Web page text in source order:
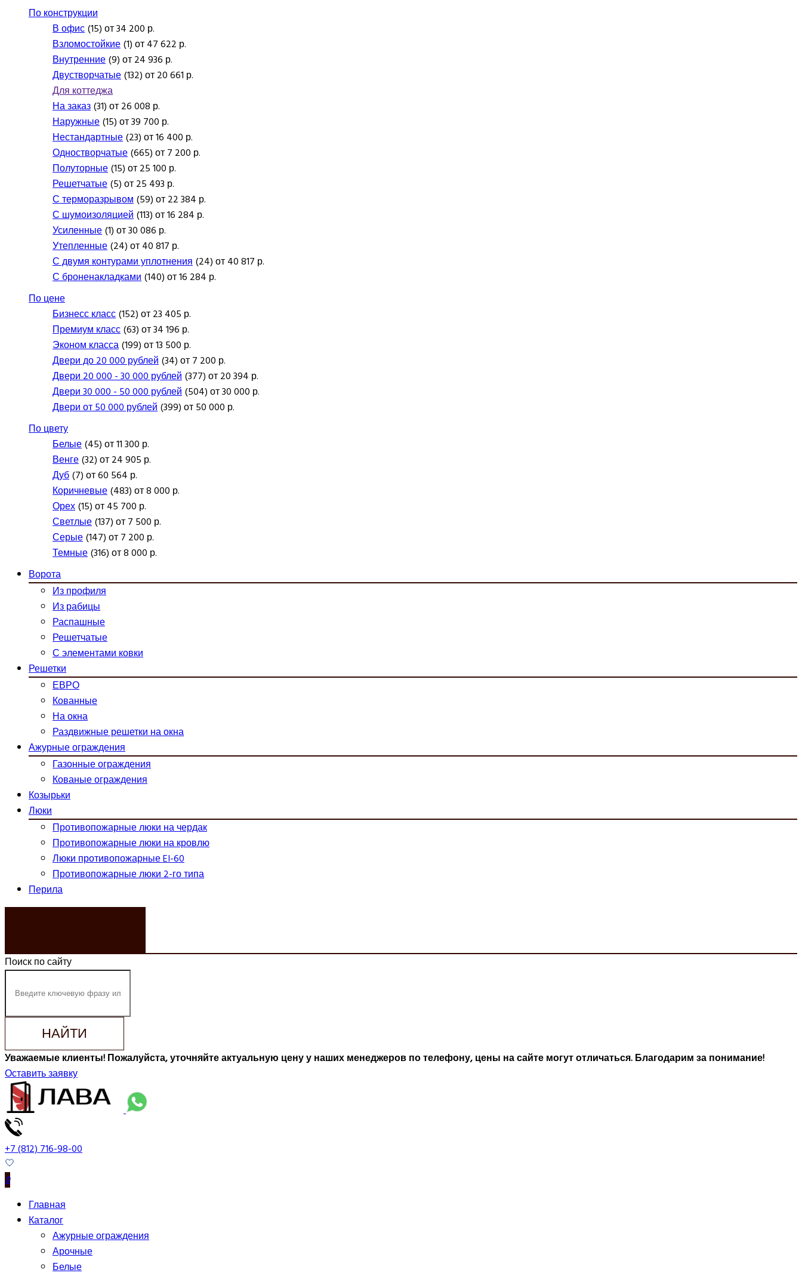
По конструкции
В офис(15) от 34 200 р.
Взломостойкие(1) от 47 622 р.
Внутренние(9) от 24 936 р.
Двустворчатые(132) от 20 661 р.
Для коттеджа
На заказ(31) от 26 008 р.
Наружные(15) от 39 700 р.
Нестандартные(23) от 16 400 р.
Одностворчатые(665) от 7 200 р.
Полуторные(15) от 25 100 р.
Решетчатые(5) от 25 493 р.
С терморазрывом(59) от 22 384 р.
С шумоизоляцией(113) от 16 284 р.
Усиленные(1) от 30 086 р.
Утепленные(24) от 40 817 р.
С двумя контурами уплотнения(24) от 40 817 р.
С броненакладками(140) от 16 284 р.
По цене
Бизнесс класс(152) от 23 405 р.
Премиум класс(63) от 34 196 р.
Эконом класса(199) от 13 500 р.
Двери до 20 000 рублей(34) от 7 200 р.
Двери 20 000 - 30 000 рублей(377) от 20 394 р.
Двери 30 000 - 50 000 рублей(504) от 30 000 р.
Двери от 50 000 рублей(399) от 50 000 р.
По цвету
Белые(45) от 11 300 р.
Венге(32) от 24 905 р.
Дуб(7) от 60 564 р.
Коричневые(483) от 8 000 р.
Орех(15) от 45 700 р.
Светлые(137) от 7 500 р.
Серые(147) от 7 200 р.
Темные(316) от 8 000 р.
Ворота
Из профиля
Из рабицы
Распашные
Решетчатые
С элементами ковки
Решетки
ЕВРО
Кованные
На окна
Раздвижные решетки на окна
Ажурные ограждения
Газонные ограждения
Кованые ограждения
Козырьки
Люки
Противопожарные люки на чердак
Противопожарные люки на кровлю
Люки противопожарные EI-60
Противопожарные люки 2-го типа
Перила
Поиск по сайту
НАЙТИ
Уважаемые клиенты! Пожалуйста, уточняйте актуальную цену у наших менеджеров по телефону, цены на сайте могут отличаться. Благодарим за понимание!
Оставить заявку
+7 (812) 716-98-00
0
Главная
Каталог
Ажурные ограждения
Арочные
Белые